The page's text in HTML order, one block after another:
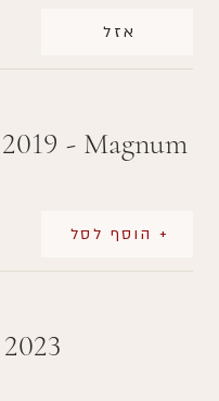
אזל
- Magnum
+ הוסף לסל